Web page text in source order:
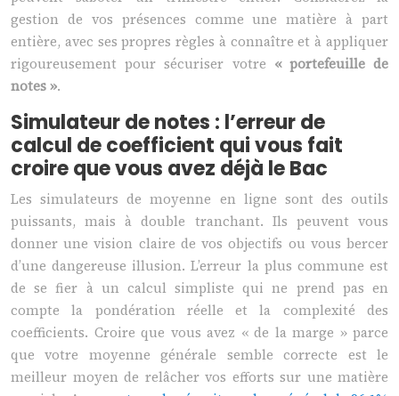
gestion de vos présences comme une matière à part
entière, avec ses propres règles à connaître et à appliquer
rigoureusement pour sécuriser votre « portefeuille de
notes ».
Simulateur de notes : l’erreur de
calcul de coefficient qui vous fait
croire que vous avez déjà le Bac
Les simulateurs de moyenne en ligne sont des outils
puissants, mais à double tranchant. Ils peuvent vous
donner une vision claire de vos objectifs ou vous bercer
d’une dangereuse illusion. L’erreur la plus commune est
de se fier à un calcul simpliste qui ne prend pas en
compte la pondération réelle et la complexité des
coefficients. Croire que vous avez « de la marge » parce
que votre moyenne générale semble correcte est le
meilleur moyen de relâcher vos efforts sur une matière